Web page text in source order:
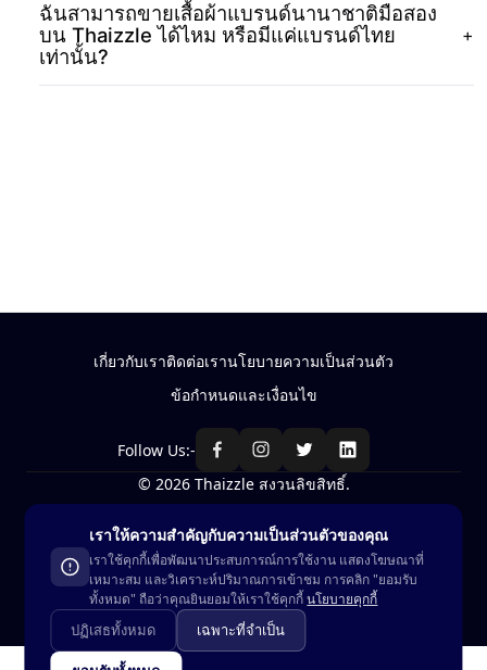
ฉันสามารถขายเสื้อผ้าแบรนด์นานาชาติมือสอง
บน Thaizzle ได้ไหม หรือมีแค่แบรนด์ไทย
เท่านั้น?
+
เกี่ยวกับเราติดต่อเรานโยบายความเป็นส่วนตัว
ข้อกำหนดและเงื่อนไข
Follow Us:-
© 2026 Thaizzle สงวนลิขสิทธิ์.
ซื้อ-ขาย สินค้าในประเทศไทย
เราให้ความสำคัญกับความเป็นส่วนตัวของคุณ
เราใช้คุกกี้เพื่อพัฒนาประสบการณ์การใช้งาน แสดงโฆษณาที่
เหมาะสม และวิเคราะห์ปริมาณการเข้าชม การคลิก "ยอมรับ
ทั้งหมด" ถือว่าคุณยินยอมให้เราใช้คุกกี้ นโยบายคุกกี้
ปฏิเสธทั้งหมด เฉพาะที่จำเป็น